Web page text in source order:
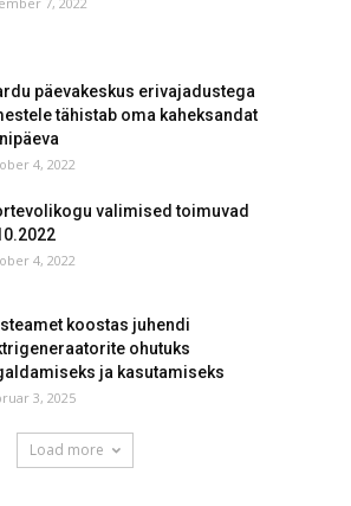
päevakeskus erivajadustega
tähistab oma kaheksandat
4, 2022
valimised toimuvad
4, 2022
koostas juhendi
ohutuks
ja kasutamiseks
3, 2025
Load more